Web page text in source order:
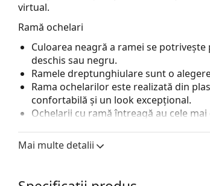
virtual.
Ramă ochelari
Culoarea neagră a ramei se
deschis sau negru.
Ramele dreptunghiulare sunt o
Rama ochelarilor este realizată din
confortabilă și un look excepțional.
Ochelarii cu ramă întreagă au cele
avantajele lor putem menționa
principal, protecția lor împotriva
Balamalele cu arc permit brațelor o
Mai multe detalii